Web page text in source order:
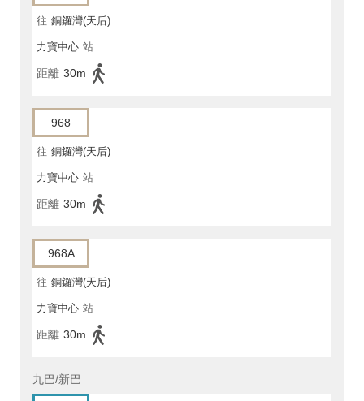
往 銅鑼灣(天后)
力寶中心 站
距離 30m
968
往 銅鑼灣(天后)
力寶中心 站
距離 30m
968A
往 銅鑼灣(天后)
力寶中心 站
距離 30m
九巴/新巴